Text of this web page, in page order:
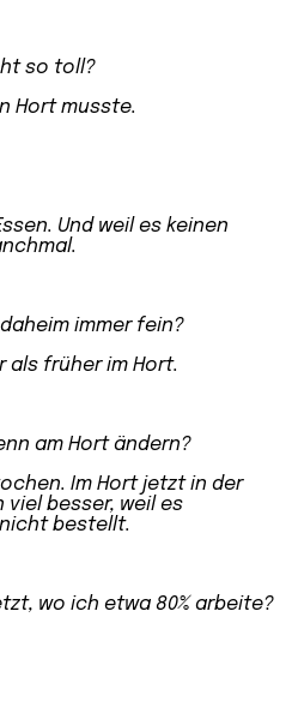
so toll?
Hort musste.
. Und weil es keinen
immer fein?
als früher im Hort.
am Hort ändern?
Im Hort jetzt in der
viel besser, weil es
bestellt.
wo ich etwa 80% arbeite?